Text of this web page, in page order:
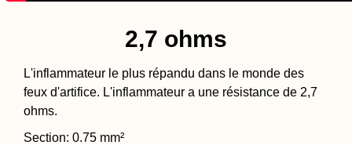
2,7 ohms
L'inflammateur le plus répandu dans le monde des
feux d'artifice. L'inflammateur a une résistance de 2,7
ohms.
Section: 0.75 mm²